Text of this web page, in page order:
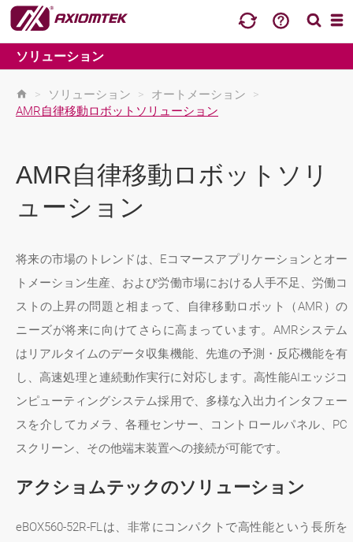
ソリューション
> ソリューション > オートメーション
>
AMR自律移動ロボットソリューション
AMR自律移動ロボットソリ
ューション
将来の市場のトレンドは、Eコマースアプリケーションとオー
トメーション生産、および労働市場における人手不足、労働コ
ストの上昇の問題と相まって、自律移動ロボット（AMR）の
ニーズが将来に向けてさらに高まっています。AMRシステム
はリアルタイムのデータ収集機能、先進の予測・反応機能を有
し、高速処理と連続動作実行に対応します。高性能AIエッジコ
ンピューティングシステム採用で、多様な入出力インタフェー
スを介してカメラ、各種センサー、コントロールパネル、PC
スクリーン、その他端末装置への接続が可能です。
アクショムテックのソリューション
eBOX560-52R-FLは、非常にコンパクトで高性能という長所を